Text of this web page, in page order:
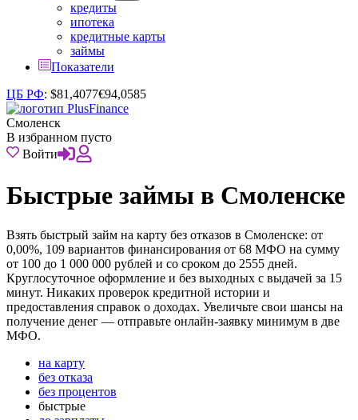
кредиты
ипотека
кредитные карты
займы
Показатели
ЦБ РФ: $81,4077€94,0585
Смоленск
В избранном пусто
Войти
Быстрые займы в Смоленске
Взять быстрый займ на карту без отказов в Смоленске: от
0,00%, 109 вариантов финансирования от 68 МФО на сумму
от 100 до 1 000 000 рублей и со сроком до 2555 дней.
Круглосуточное оформление и без выходных с выдачей за 15
минут. Никаких проверок кредитной истории и
предоставления справок о доходах. Увеличьте свои шансы на
получение денег — отправьте онлайн-заявку минимум в две
МФО.
на карту
без отказа
без процентов
быстрые